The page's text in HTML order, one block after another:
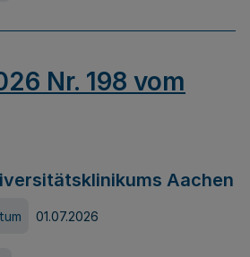
Nr. 198 vom
Aachen
01.07.2026